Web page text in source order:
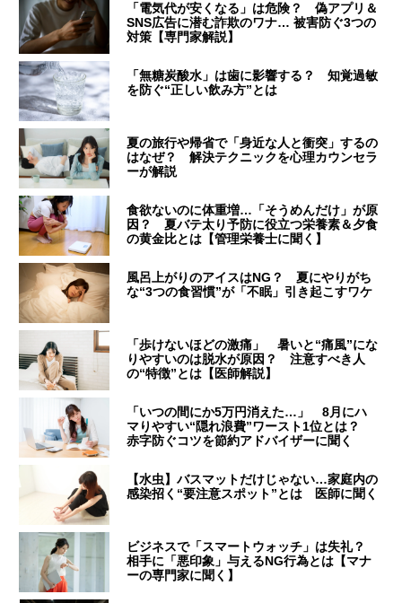
「電気代が安くなる」は危険？ 偽アプリ＆
SNS広告に潜む詐欺のワナ… 被害防ぐ3つの
対策【専門家解説】
「無糖炭酸水」は歯に影響する？ 知覚過敏
を防ぐ“正しい飲み方”とは
夏の旅行や帰省で「身近な人と衝突」するの
はなぜ？ 解決テクニックを心理カウンセラ
ーが解説
食欲ないのに体重増…「そうめんだけ」が原
因？ 夏バテ太り予防に役立つ栄養素＆夕食
の黄金比とは【管理栄養士に聞く】
風呂上がりのアイスはNG？ 夏にやりがち
な“3つの食習慣”が「不眠」引き起こすワケ
「歩けないほどの激痛」 暑いと“痛風”にな
りやすいのは脱水が原因？ 注意すべき人
の“特徴”とは【医師解説】
「いつの間にか5万円消えた…」 8月にハ
マりやすい“隠れ浪費”ワースト1位とは？
赤字防ぐコツを節約アドバイザーに聞く
【水虫】バスマットだけじゃない…家庭内の
感染招く“要注意スポット”とは 医師に聞く
ビジネスで「スマートウォッチ」は失礼？
相手に「悪印象」与えるNG行為とは【マナ
ーの専門家に聞く】